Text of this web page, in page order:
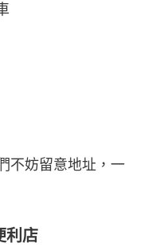
不妨留意地址，一
利店